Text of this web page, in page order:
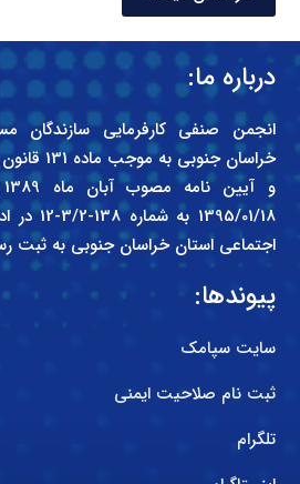
درباره ما:
انجمن صنفی کارفرمایی سازندگان
خراسان
1395/01/
اجتماعی استان خراسان جنوبی به ثبت
پیوندها:
سایت سپامک
ثبت نام صلاحیت ایمنی
تلگرام